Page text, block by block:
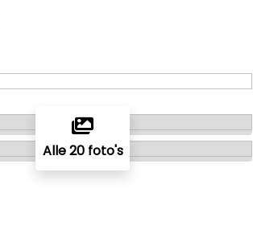
Alle 20 foto's